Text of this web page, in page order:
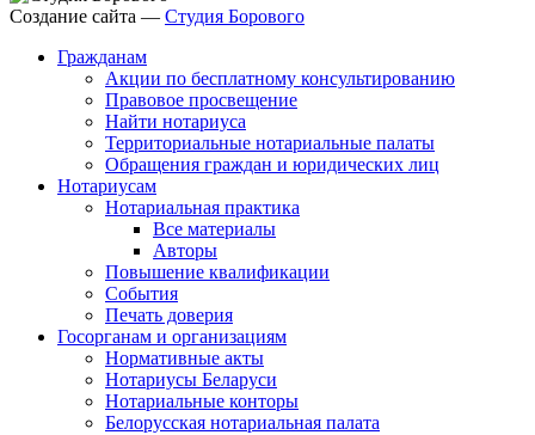
Создание сайта — Студия Борового
Гражданам
Акции по бесплатному консультированию
Правовое просвещение
Найти нотариуса
Территориальные нотариальные палаты
Обращения граждан и юридических лиц
Нотариусам
Нотариальная практика
Все материалы
Авторы
Повышение квалификации
События
Печать доверия
Госорганам и организациям
Нормативные акты
Нотариусы Беларуси
Нотариальные конторы
Белорусская нотариальная палата